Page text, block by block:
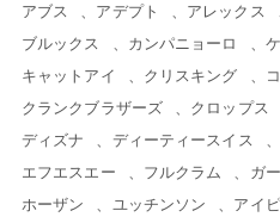
アブス アデプト アレックス
ブルックス
カンパニョーロ
キャットアイ
クリスキング
クランクブラザーズ
クロップス
ディズナ
ディーティースイス
エフエスエー
フルクラム ガ
ホーザン
ユッチンソン アイ